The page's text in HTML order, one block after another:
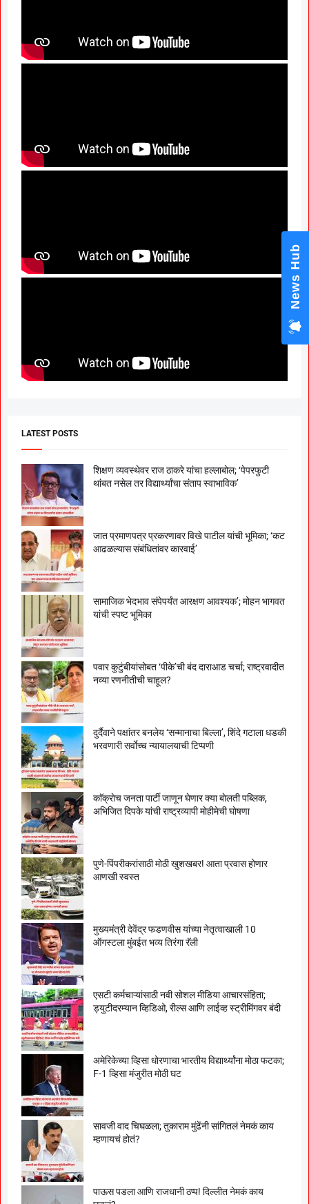
LATEST POSTS
शिक्षण व्यवस्थेवर राज ठाकरे यांचा हल्लाबोल; ‘पेपरफुटी
थांबत नसेल तर विद्यार्थ्यांचा संताप स्वाभाविक’
जात प्रमाणपत्र प्रकरणावर विखे पाटील यांची भूमिका; ‘कट
आढळल्यास संबंधितांवर कारवाई’
सामाजिक भेदभाव संपेपर्यंत आरक्षण आवश्यक’; मोहन भागवत
यांची स्पष्ट भूमिका
पवार कुटुंबीयांसोबत ‘पीके’ची बंद दाराआड चर्चा; राष्ट्रवादीत
नव्या रणनीतीची चाहूल?
दुर्दैवाने पक्षांतर बनलेय ‘सन्मानाचा बिल्ला’, शिंदे गटाला धडकी
भरवणारी सर्वाेच्च न्यायालयाची टिप्पणी
काॅक्राेच जनता पार्टी जाणून घेणार क्या बाेलती पब्लिक,
अभिजित दिपके यांची राष्ट्रव्यापी माेहीमेची घाेषणा
पुणे-पिंपरीकरांसाठी मोठी खुशखबर! आता प्रवास होणार
आणखी स्वस्त
मुख्यमंत्री देवेंद्र फडणवीस यांच्या नेतृत्वाखाली 10
ऑगस्टला मुंबईत भव्य तिरंगा रॅली
एसटी कर्मचाऱ्यांसाठी नवी सोशल मीडिया आचारसंहिता;
ड्युटीदरम्यान व्हिडिओ, रील्स आणि लाईव्ह स्ट्रीमिंगवर बंदी
अमेरिकेच्या व्हिसा धोरणाचा भारतीय विद्यार्थ्यांना मोठा फटका;
F-1 व्हिसा मंजुरीत मोठी घट
सावजी वाद चिघळला; तुकाराम मुंढेंनी सांगितलं नेमकं काय
म्हणायचं होतं?
पाऊस पडला आणि राजधानी ठप्प! दिल्लीत नेमकं काय
News Hub